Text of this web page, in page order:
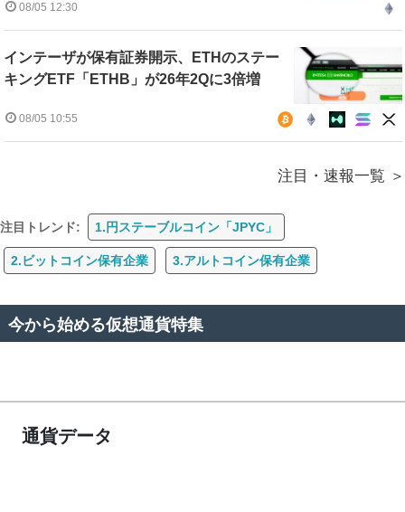
08/05 12:30
インテーザが保有証券開示、ETHのステー
キングETF「ETHB」が26年2Qに3倍増
08/05 10:55
注目・速報一覧
注目トレンド: 1.円ステーブルコイン「JPYC」
2.ビットコイン保有企業 3.アルトコイン保有企業
今から始める仮想通貨特集
通貨データ